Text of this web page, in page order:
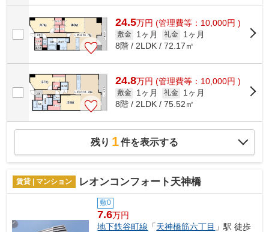
24.5万円 (管理費等：10,000円 )
敷金 1ヶ月 礼金
1ヶ月
8階 / 2LDK / 72.17㎡
24.8万円 (管理費等：10,000円 )
敷金 1ヶ月 礼金
1ヶ月
8階 / 2LDK / 75.52㎡
残り 1件を表示する
賃貸 | マンション レオンコンフォート天神橋
敷0
7.6万円
地下鉄谷町線 「天神橋筋六丁目 」駅 徒歩